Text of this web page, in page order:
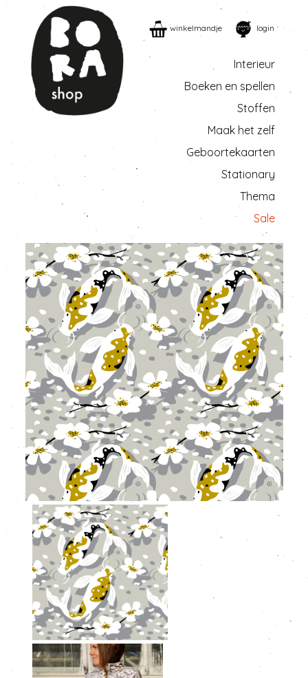
winkelmandje login
Interieur
Boeken en spellen
Stoffen
Maak het zelf
Geboortekaarten
Stationary
Thema
Sale